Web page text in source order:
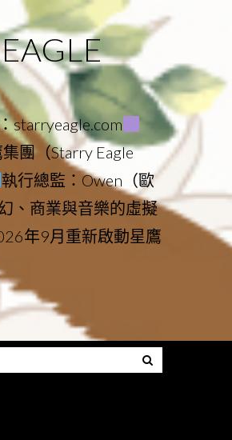
starryeagle.com
團（Starry Eagle
執行總監：Owen（歐
、商業與音樂的虛擬
年9月重新啟動星鷹
Menu